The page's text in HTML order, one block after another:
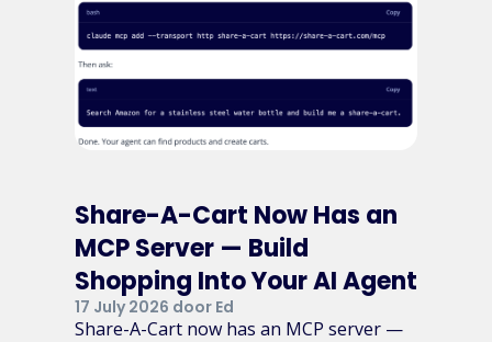
Share-A-Cart Now Has an
MCP Server — Build
Shopping Into Your AI Agent
17 July 2026 door Ed
Share-A-Cart now has an MCP server —